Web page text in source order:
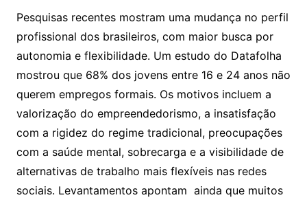
Pesquisas recentes mostram uma mudança no perfil
profissional dos brasileiros, com maior busca por
autonomia e flexibilidade. Um estudo do Datafolha
mostrou que 68% dos jovens entre 16 e 24 anos não
querem empregos formais. Os motivos incluem a
valorização do empreendedorismo, a insatisfação
com a rigidez do regime tradicional, preocupações
com a saúde mental, sobrecarga e a visibilidade de
alternativas de trabalho mais flexíveis nas redes
sociais. Levantamentos apontam ainda que muitos